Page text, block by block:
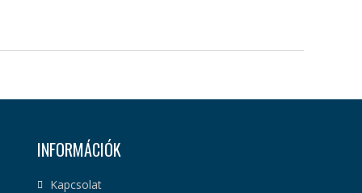
INFORMÁCIÓK
Kapcsolat